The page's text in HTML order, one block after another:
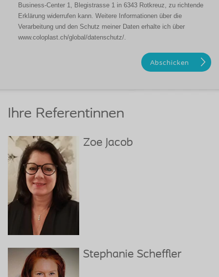
Business-Center 1, Blegistrasse 1 in 6343 Rotkreuz, zu richtende
Erklärung widerrufen kann. Weitere Informationen über die
Verarbeitung und den Schutz meiner Daten erhalte ich über
www.coloplast.ch/global/datenschutz/.
Ihre Referentinnen
Zoe Jacob
Stephanie Scheffler